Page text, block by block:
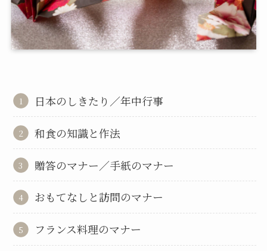
日本のしきたり／年中行事
和食の知識と作法
贈答のマナー／手紙のマナー
おもてなしと訪問のマナー
フランス料理のマナー